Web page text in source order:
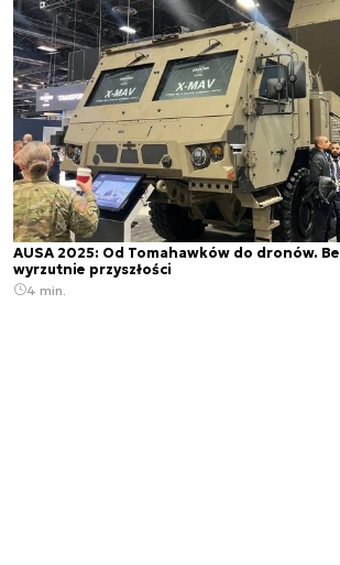
AUSA 2025: Od Tomahawków do dronów.
wyrzutnie przyszłości
4 min.